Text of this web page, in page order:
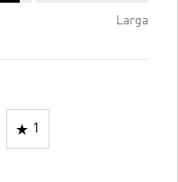
Larga
1